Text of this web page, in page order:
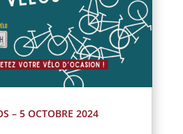
– 5 OCTOBRE 2024